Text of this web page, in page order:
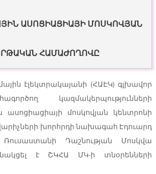
ԱՍՈՑԻԱՑԻԱՅԻ ՄՈՍԿՈՎՅԱՆ
ՀԱՄԱԺՈՂՈՎԸ
էլեկտրակայանի (ՀԱԷԿ) գլխավոր
կազմակերպությունների
ասոցիացիայի մոսկովյան կենտրոնի
խորհրդի նախագահ Էդուարդ
Ռուսաստանի Դաշնության Մոսկվա
է ՇԿՀԱ ՄԿ-ի տնօրենների